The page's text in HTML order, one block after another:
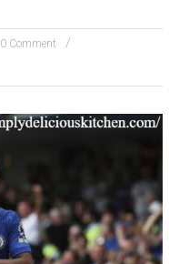
0 Comment